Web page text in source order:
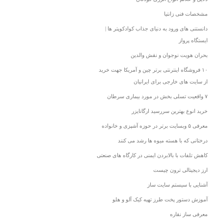
مشخصات فنی زانتیا
دانستنی های ورود به دنیای جذاب کوادکوپتر ها |
ایستگاه پرواز
بحران هویت نوجوان و نقش والدین
۱۰ فروشگاه اینترنتی برتر چین و آمریکا جهت خرید
از سایت های خارجی برای ایرانیان
۷ واقعیت تسلی بخش در مورد بیماری سرطان
خرید انوع بهترین سررسید ارگانایزر
معرفی ۵ وبسایت برتر در حوزه آشپزی و خانواده
درختانی که با هسته میوه ها رشد می کنند
کاهش تلفات با بالابردن ایمنی در کارگاه های صنعتی
ارز دیجیتالی ترون چیست
آشنایی با سیستم سایت ساز
آموزش دستور پخت طرز تهیه کیک آلو و هلو
معرفی ساز نقاره